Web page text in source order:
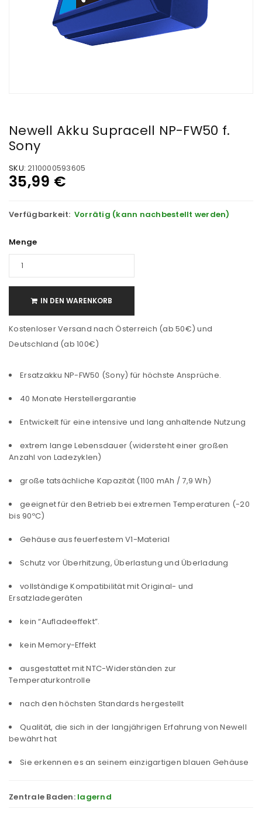
Newell Akku Supracell NP-FW50 f.
Sony
SKU: 2110000593605
35,99 €
Verfügbarkeit: Vorrätig (kann nachbestellt werden)
Menge
IN DEN WARENKORB
Kostenloser Versand nach Österreich (ab 50€) und
Deutschland (ab 100€)
Ersatzakku NP-FW50 (Sony) für höchste Ansprüche.
40 Monate Herstellergarantie
Entwickelt für eine intensive und lang anhaltende Nutzung
extrem lange Lebensdauer (widersteht einer großen
Anzahl von Ladezyklen)
große tatsächliche Kapazität (1100 mAh / 7,9 Wh)
geeignet für den Betrieb bei extremen Temperaturen (-20
bis 90ºC)
Gehäuse aus feuerfestem V1-Material
Schutz vor Überhitzung, Überlastung und Überladung
vollständige Kompatibilität mit Original- und
Ersatzladegeräten
kein “Aufladeeffekt”.
kein Memory-Effekt
ausgestattet mit NTC-Widerständen zur
Temperaturkontrolle
nach den höchsten Standards hergestellt
Qualität, die sich in der langjährigen Erfahrung von Newell
bewährt hat
Sie erkennen es an seinem einzigartigen blauen Gehäuse
Zentrale Baden: lagernd